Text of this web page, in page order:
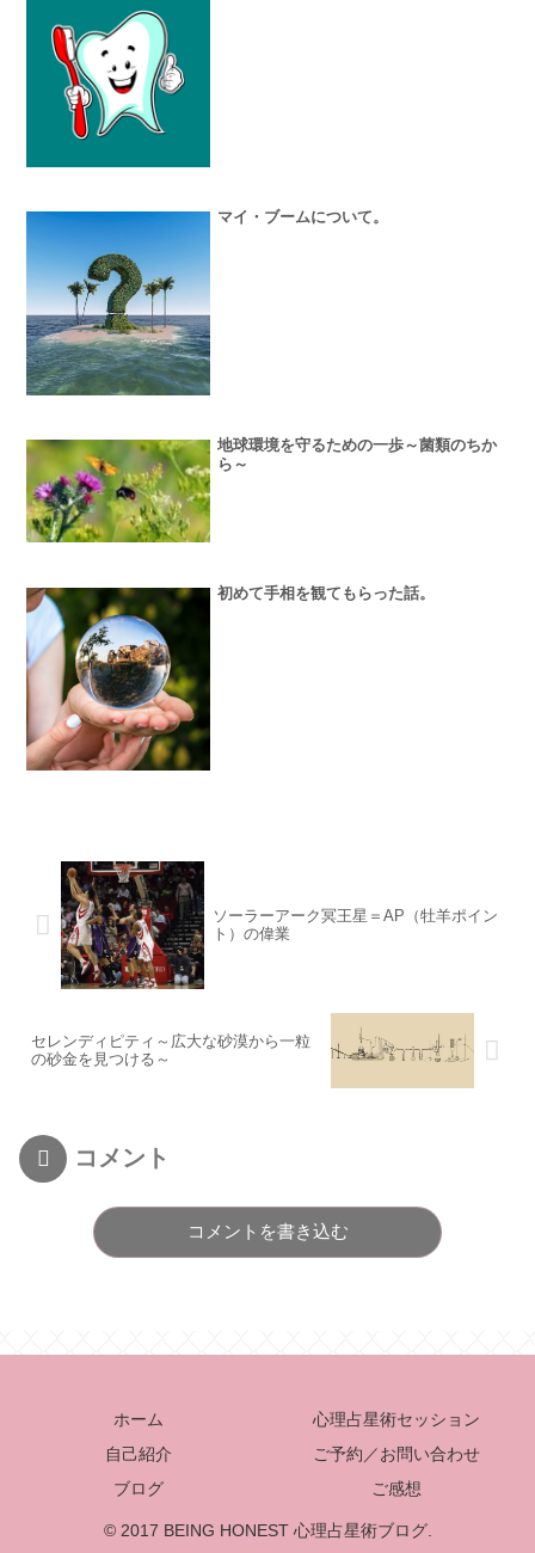
マイ・ブームについて。
地球環境を守るための一歩～菌類のちか
ら～
初めて手相を観てもらった話。
ソーラーアーク冥王星＝AP（牡羊ポイン
ト）の偉業
セレンディピティ～広大な砂漠から一粒
の砂金を見つける～
コメント
コメントを書き込む
ホーム
心理占星術セッション
自己紹介
ご予約／お問い合わせ
ブログ
ご感想
© 2017 BEING HONEST 心理占星術ブログ.